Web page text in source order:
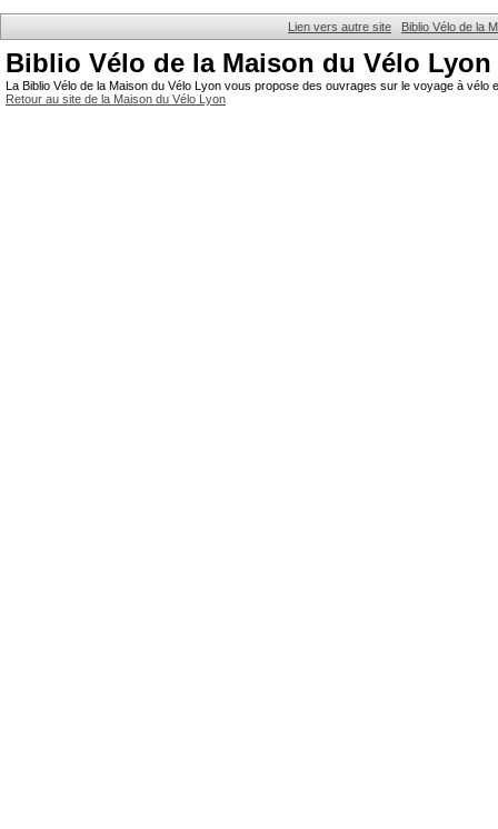
Lien vers autre site Biblio Vélo de la
Biblio Vélo de la Maison du Vélo Lyon
La Biblio Vélo de la Maison du Vélo Lyon vous propose des ouvrages sur le voyage à
Retour au site de la Maison du Vélo Lyon